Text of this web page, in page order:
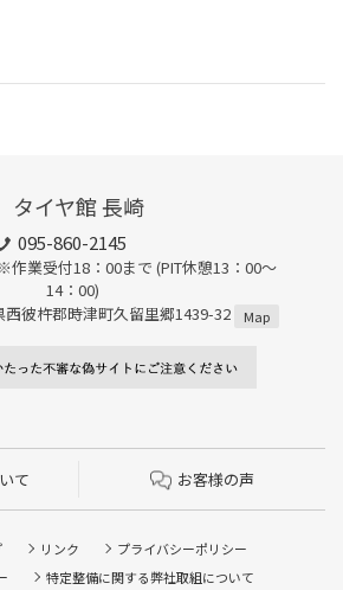
タイヤ館 長崎
095-860-2145
業受付18：00まで (PIT休憩13：00～
14：00)
彼杵郡時津町久留里郷1439-32
Map
て お客様の声
リンク
プライバシーポリシー
特定整備に関する弊社取組について